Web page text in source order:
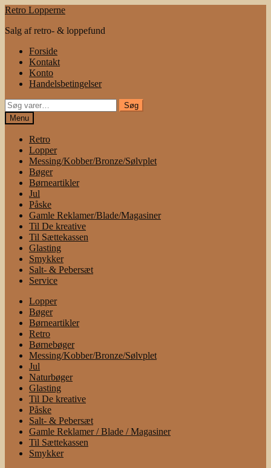
Spring
navigation
Spring
indhold
Retro Lopperne
Salg af retro- & loppefund
Forside
Kontakt
Konto
Handelsbetingelser
Søg
efter:
Søg
Menu
Retro
Lopper
Messing/Kobber/Bronze/Sølvplet
Bøger
Børneartikler
Jul
Påske
Gamle Reklamer/Blade/Magasiner
Til De kreative
Til Sættekassen
Glasting
Smykker
Salt- & Pebersæt
Service
Lopper
Bøger
Børneartikler
Retro
Børnebøger
Messing/Kobber/Bronze/Sølvplet
Jul
Naturbøger
Glasting
Til De kreative
Påske
Salt- & Pebersæt
Gamle Reklamer / Blade / Magasiner
Til Sættekassen
Smykker